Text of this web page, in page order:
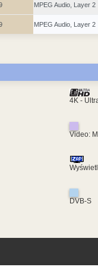
MPEG Audio, Layer 2
MPEG Audio, Layer 2
4K -
Video:
DVB-S